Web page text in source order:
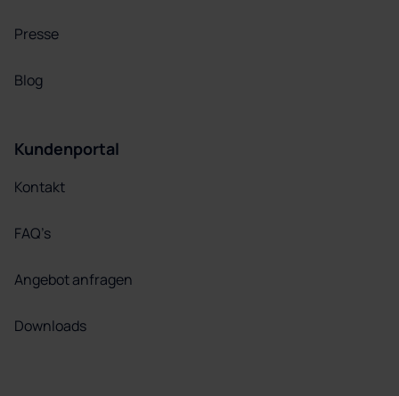
Presse
Blog
Kundenportal
Kontakt
FAQ’s
Angebot anfragen
Downloads